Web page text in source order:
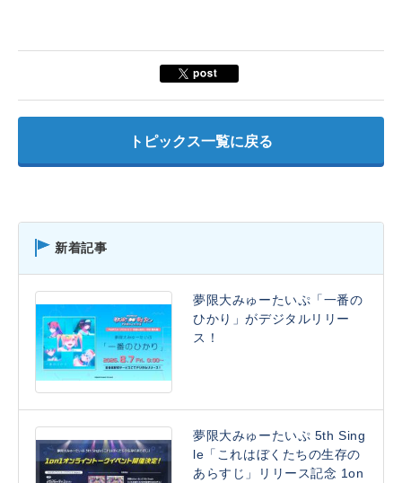
トピックス一覧に戻る
新着記事
夢限大みゅーたいぷ「一番の
ひかり」がデジタルリリー
ス！
夢限大みゅーたいぷ 5th Sing
le「これはぼくたちの生存の
あらすじ」リリース記念 1on